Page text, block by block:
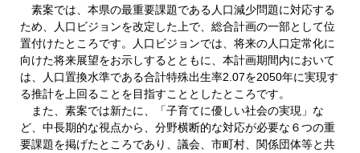
素案では、本県の最重要課題である人口減少問題に対応する
ため、人口ビジョンを改定した上で、総合計画の一部として位
置付けたところです。人口ビジョンでは、将来の人口定常化に
向けた将来展望をお示しするとともに、本計画期間内において
は、人口置換水準である合計特殊出生率2.07を2050年に実現す
る推計を上回ることを目指すこととしたところです。
また、素案では新たに、「子育てに優しい社会の実現」な
ど、中長期的な視点から、分野横断的な対応が必要な６つの重
要課題を掲げたところであり、議会、市町村、関係団体等と共